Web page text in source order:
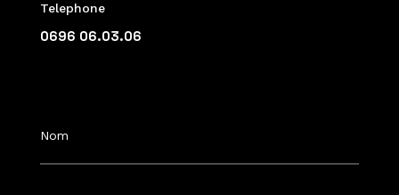
Telephone
0696 06.03.06